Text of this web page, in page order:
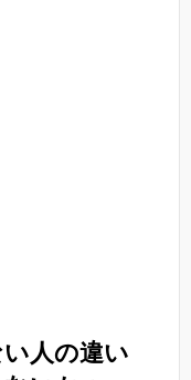
人の違い